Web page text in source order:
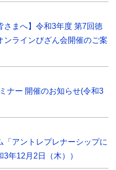
さまへ】令和3年度 第7回徳
ラインびざん会開催のご案
ナー 開催のお知らせ(令和3
「アントレプレナーシップに
年12月2日（木））